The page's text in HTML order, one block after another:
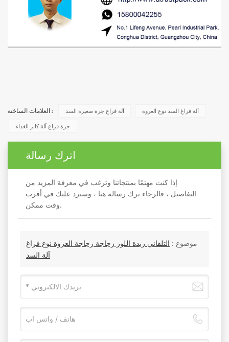
العلامات الساخنة : آلة فراغ جرة صغيرة السد آلة فراغ السد نوع العروة
جرة فراغ آلة كابر الغذاء
اترك رسالة
إذا كنت مهتمًا بمنتجاتنا وترغب في معرفة المزيد من
التفاصيل ، فالرجاء ترك رسالة هنا ، وسنرد عليك في أقرب
وقت ممكن.
موضوع : التلقائي زبدة اللوز زجاجة زجاجة العروة نوع فراغ
آلة السد